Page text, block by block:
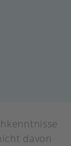
davon